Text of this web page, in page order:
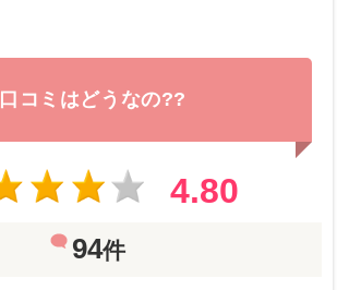
口コミはどうなの??
4.80
94件